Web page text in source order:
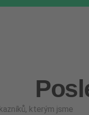
kterým jsme